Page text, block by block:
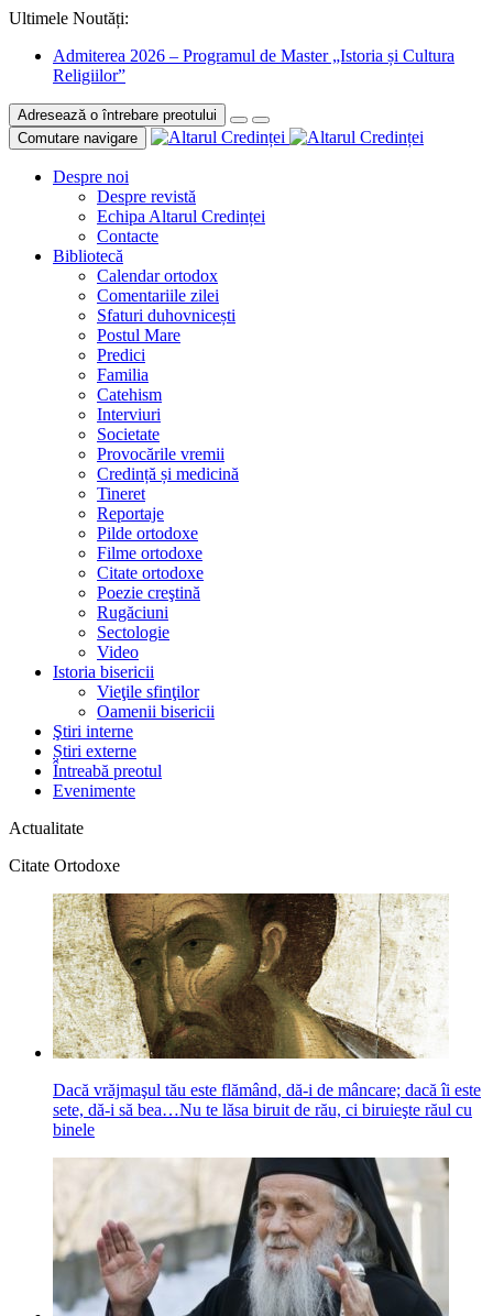
Ultimele Noutăți:
Admiterea 2026 – Programul de Master „Istoria și Cultura
Religiilor”
Adresează o întrebare preotului
Comutare navigare
Despre noi
Despre revistă
Echipa Altarul Credinței
Contacte
Bibliotecă
Calendar ortodox
Comentariile zilei
Sfaturi duhovnicești
Postul Mare
Predici
Familia
Catehism
Interviuri
Societate
Provocările vremii
Credință și medicină
Tineret
Reportaje
Pilde ortodoxe
Filme ortodoxe
Citate ortodoxe
Poezie creştină
Rugăciuni
Sectologie
Video
Istoria bisericii
Vieţile sfinţilor
Oamenii bisericii
Ştiri interne
Știri externe
Întreabă preotul
Evenimente
Actualitate
Citate Ortodoxe
Dacă vrăjmaşul tău este flămând, dă-i de mâncare; dacă îi este
sete, dă-i să bea…Nu te lăsa biruit de rău, ci biruieşte răul cu
binele